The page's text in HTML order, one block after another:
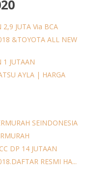
2,9 JUTA Via BCA
&TOYOTA ALL NEW
1 JUTAAN
AYLA | HARGA
SEINDONESIA
DP 14 JUTAAN
RESMI HA...